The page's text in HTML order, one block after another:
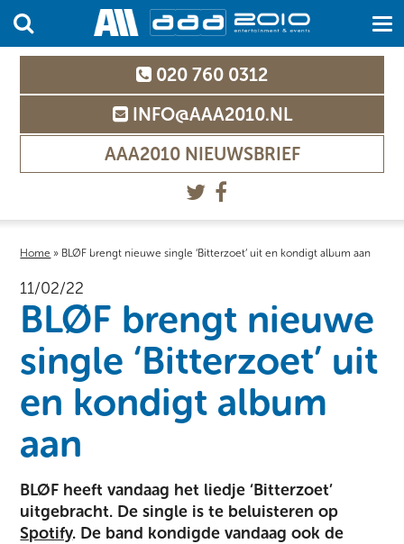
020 760 0312
INFO@AAA2010.NL
AAA2010 NIEUWSBRIEF
Home » BLØF brengt nieuwe single ‘Bitterzoet’ uit en kondigt album aan
11/02/22
BLØF brengt nieuwe
single ‘Bitterzoet’ uit
en kondigt album
aan
BLØF heeft vandaag het liedje ‘Bitterzoet’
uitgebracht. De single is te beluisteren op
Spotify. De band kondigde vandaag ook de